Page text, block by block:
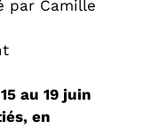
par Camille
au 19 juin
en